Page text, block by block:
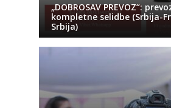
„DOBROSAV PREVOZ“:
kompletne selidbe (Srbija-
Srbija)